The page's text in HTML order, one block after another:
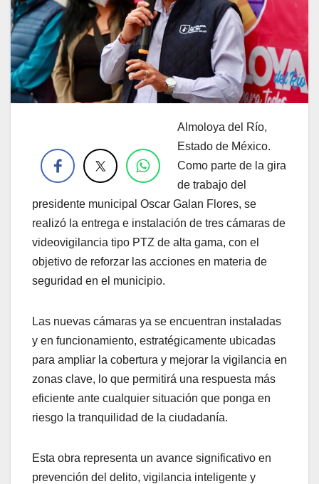
Almoloya del Río,
Estado de México.
Como parte de la gira
de trabajo del
presidente municipal Oscar Galan Flores, se
realizó la entrega e instalación de tres cámaras de
videovigilancia tipo PTZ de alta gama, con el
objetivo de reforzar las acciones en materia de
seguridad en el municipio.
Las nuevas cámaras ya se encuentran instaladas
y en funcionamiento, estratégicamente ubicadas
para ampliar la cobertura y mejorar la vigilancia en
zonas clave, lo que permitirá una respuesta más
eficiente ante cualquier situación que ponga en
riesgo la tranquilidad de la ciudadanía.
Esta obra representa un avance significativo en
prevención del delito, vigilancia inteligente y